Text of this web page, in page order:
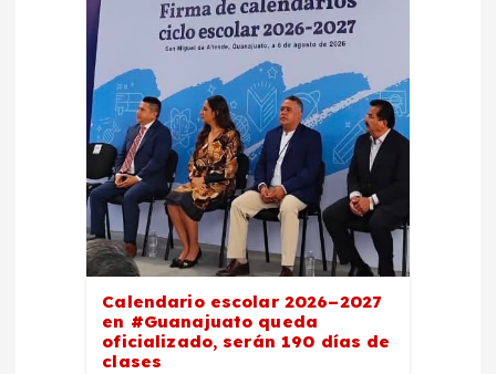
Calendario escolar 2026–2027
en #Guanajuato queda
oficializado, serán 190 días de
clases